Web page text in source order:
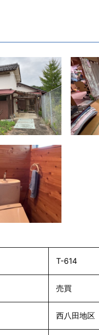
T-614
売買
西八田地区